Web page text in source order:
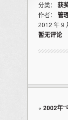
分类： 获
作者： 管
2012 年 9
暂无评论
« 2002年“